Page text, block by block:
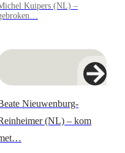
Kuipers (NL) –
Nieuwenburg-
(NL) – kom